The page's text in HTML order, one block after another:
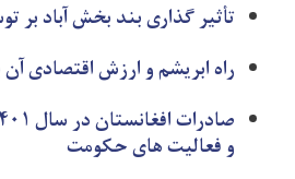
تأثیر گذاری بند بخش آباد بر
راه ابریشم و ارزش اقتصادی آن
و فعالیت های حکومت